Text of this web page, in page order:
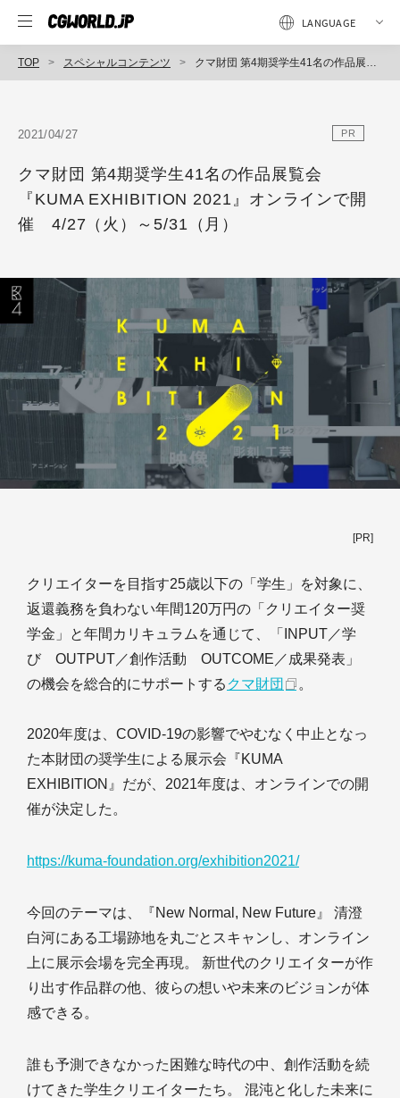
TOP スペシャルコンテンツ クマ財団 第4期奨学生41名の作品展覧会『KUMA EXHIBITION 2021』オンラインで開催 4/27（火）～5/31（月）
2021/04/27 PR
クマ財団 第4期奨学生41名の作品展覧会
『KUMA EXHIBITION 2021』オンラインで開
催 4/27（火）～5/31（月）
[PR]
クリエイターを目指す25歳以下の「学生」を対象に、
返還義務を負わない年間120万円の「クリエイター奨
学金」と年間カリキュラムを通じて、「INPUT／学
び OUTPUT／創作活動 OUTCOME／成果発表」
の機会を総合的にサポートする クマ財団 。
2020年度は、COVID-19の影響でやむなく中止となっ
た本財団の奨学生による展示会『KUMA
EXHIBITION』だが、2021年度は、オンラインでの開
催が決定した。
https://kuma-foundation.org/exhibition2021/
今回のテーマは、『New Normal, New Future』 清澄
白河にある工場跡地を丸ごとスキャンし、オンライン
上に展示会場を完全再現。 新世代のクリエイターが作
り出す作品群の他、彼らの想いや未来のビジョンが体
感できる。
誰も予測できなかった困難な時代の中、創作活動を続
けてきた学生クリエイターたち。 混沌と化した未来に